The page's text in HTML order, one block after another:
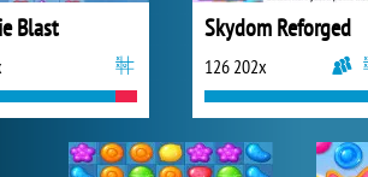
Blast Skydom Reforged
126 202x